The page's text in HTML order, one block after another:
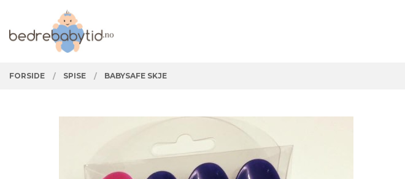
innholdet
PRODUKTER
FORSIDE SPISE BABYSAFE SKJE